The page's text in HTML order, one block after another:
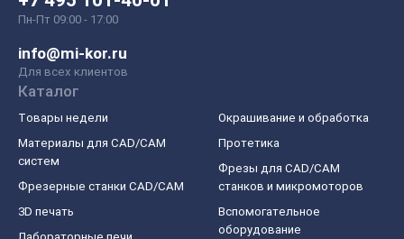
Пн-Пт 09:00 - 17:00
info@mi-kor.ru
Для всех клиентов
Каталог
Товары недели
Материалы для CAD/CAM
систем
Фрезерные станки CAD/CAM
3D печать
Окрашивание и обработка
Протетика
Фрезы для CAD/CAM
станков и микромоторов
Вспомогательное
оборудование